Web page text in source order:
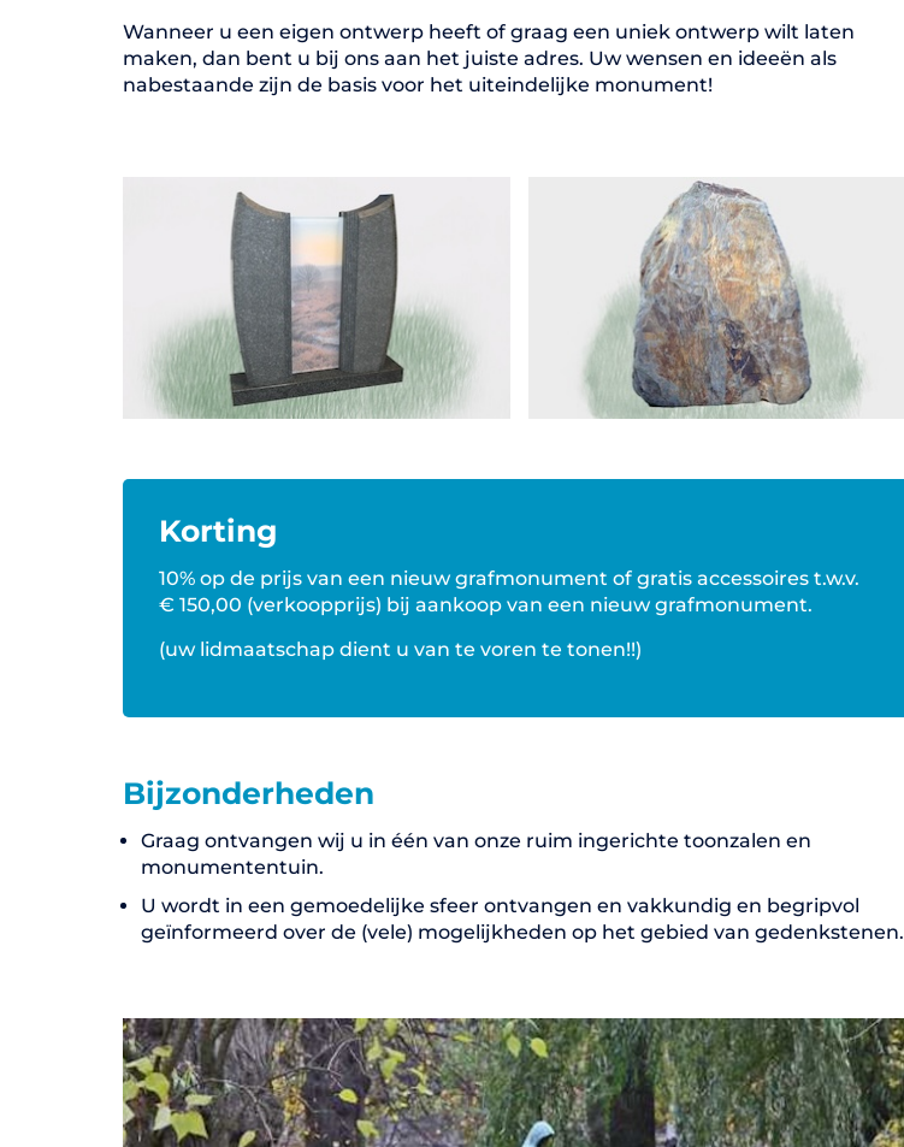
Wanneer u een eigen ontwerp heeft of graag een uniek ontwerp wilt laten
maken, dan bent u bij ons aan het juiste adres. Uw wensen en ideeën als
nabestaande zijn de basis voor het uiteindelijke monument!
Korting
10% op de prijs van een nieuw grafmonument of gratis accessoires t.w.v.
€ 150,00 (verkoopprijs) bij aankoop van een nieuw grafmonument.
(uw lidmaatschap dient u van te voren te tonen!!)
Bijzonderheden
Graag ontvangen wij u in één van onze ruim ingerichte toonzalen en
monumententuin.
U wordt in een gemoedelijke sfeer ontvangen en vakkundig en begripvol
geïnformeerd over de (vele) mogelijkheden op het gebied van gedenkstenen.